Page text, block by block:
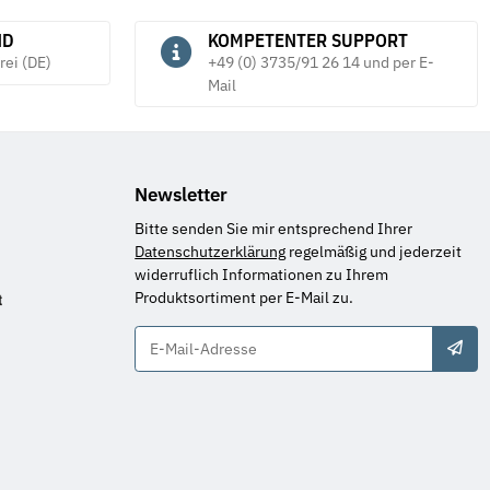
(DE)
KOMPETENTER SUPPORT
+49 (0) 3735/91 26 14 und per E-
Mail
Newsletter
Bitte senden Sie mir entsprechend Ihrer
Datenschutzerklärung regelmäßig und jederzeit
widerruflich Informationen zu Ihrem
Produktsortiment per E-Mail zu.